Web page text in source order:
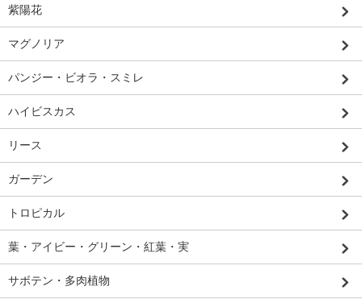
紫陽花
マグノリア
パンジー・ビオラ・スミレ
ハイビスカス
リース
ガーデン
トロピカル
葉・アイビー・グリーン・紅葉・実
サボテン・多肉植物